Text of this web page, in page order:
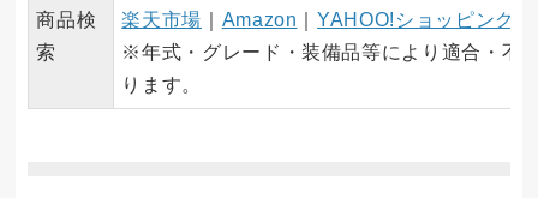
商品検
索
楽天市場
Amazon ｜YAHOO!ショッピング
※年式・グレード・装備品等により適合・不
ります。